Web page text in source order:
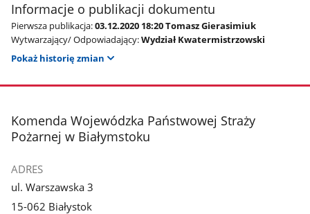
Znaleziono
wyników:
Informacje o publikacji dokumentu
Pierwsza publikacja:03.12.2020 18:20 Tomasz Gierasimiuk
Wytwarzający/ Odpowiadający:Wydział Kwatermistrzowski
Pokaż historię zmian
stopka
Komenda Wojewódzka Państwowej Straży
Pożarnej w Białymstoku
ADRES
ul. Warszawska 3
15-062 Białystok